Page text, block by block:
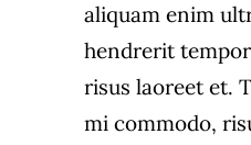
aliquam enim
hendrerit
risus laoreet et.
mi commodo,